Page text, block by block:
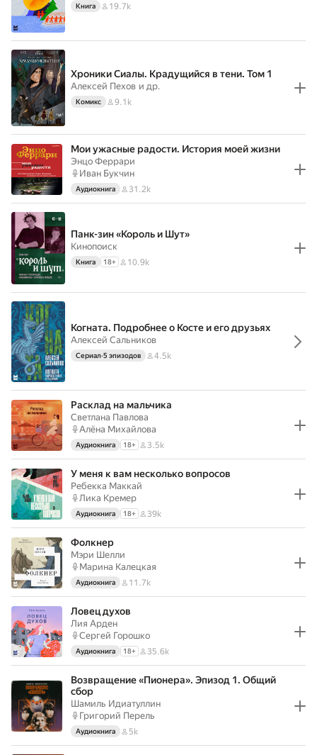
Книга 19.7k
Хроники Сиалы. Крадущийся в тени. Том 1
Алексей Пехов и др.
Комикс 9.1k
Мои ужасные радости. История моей жизни
Энцо Феррари
Иван Букчин
Аудиокнига 31.2k
Панк-зин «Король и Шут»
Кинопоиск
Книга 18+ 10.9k
Когната. Подробнее о Косте и его друзьях
Алексей Сальников
Сериал·5 эпизодов 4.5k
Расклад на мальчика
Светлана Павлова
Алёна Михайлова
Аудиокнига 18+ 3.5k
У меня к вам несколько вопросов
Ребекка Маккай
Лика Кремер
Аудиокнига 18+ 39k
Фолкнер
Мэри Шелли
Марина Калецкая
Аудиокнига 11.7k
Ловец духов
Лия Арден
Сергей Горошко
Аудиокнига 18+ 35.6k
Возвращение‌ ‌«Пионера»‌. Эпизод 1. Общий
сбор
Шамиль Идиатуллин
Григорий Перель
Аудиокнига 5k